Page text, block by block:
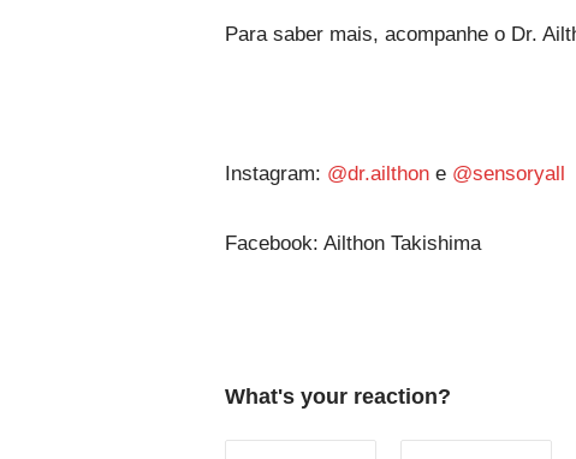
Para saber mais, acompanhe o Dr.
Instagram: @dr.ailthon e @sensoryall
Facebook: Ailthon Takishima
What's your reaction?